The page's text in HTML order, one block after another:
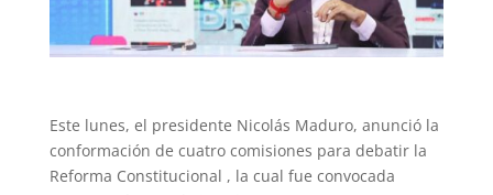
Este lunes, el presidente Nicolás Maduro, anunció la
conformación de cuatro comisiones para debatir la
Reforma Constitucional , la cual fue convocada